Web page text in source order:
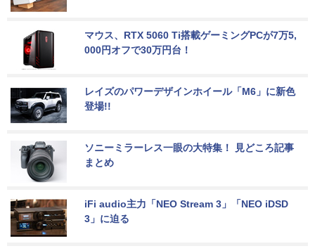
マウス、RTX 5060 Ti搭載ゲーミングPCが7万5,
000円オフで30万円台！
レイズのパワーデザインホイール「M6」に新色
登場!!
ソニーミラーレス一眼の大特集！ 見どころ記事
まとめ
iFi audio主力「NEO Stream 3」「NEO iDSD
3」に迫る